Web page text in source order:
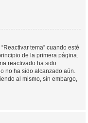
tema” cuando esté
de la primera página.
reactivado ha sido
no ha sido alcanzado aún.
al mismo, sin embargo,